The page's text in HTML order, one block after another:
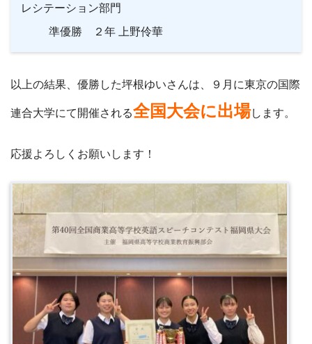
レシテーション部門
準優勝 ２年 上野伶華
以上の結果、優勝した坪根ゆいさんは、９月に東京の国際
連合大学にて開催される全国大会に出場します。
応援よろしくお願いします！